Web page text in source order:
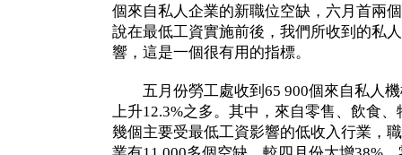
個來自私人企業的新職位空缺，六月首兩
說在最低工資實施前後，我們所收到的私
響，這是一個很有用的指標。
五月份勞工處收到65 900個來自私人機
上升12.3%之多。其中，來自零售、飲食
幾個主要受最低工資影響的低收入行業，